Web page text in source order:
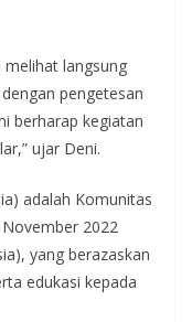
langsung
pengetesan
berharap kegiatan
ujar Deni.
adalah Komunitas
2022
yang berazaskan
edukasi kepada